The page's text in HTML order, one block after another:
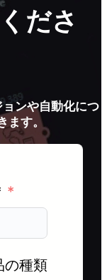
ださ
ンや自動化につ
ます。
の種類